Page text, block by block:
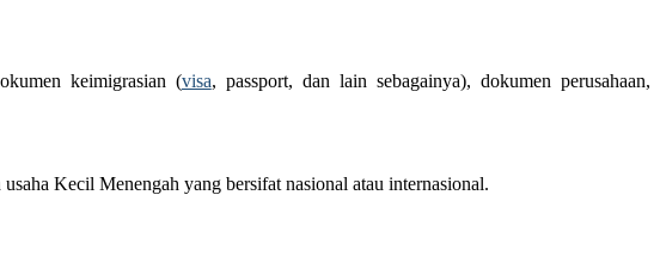
keimigrasian (visa, passport, dan lain sebagainya), dokumen perusahaan,
Kecil Menengah yang bersifat nasional atau internasional.